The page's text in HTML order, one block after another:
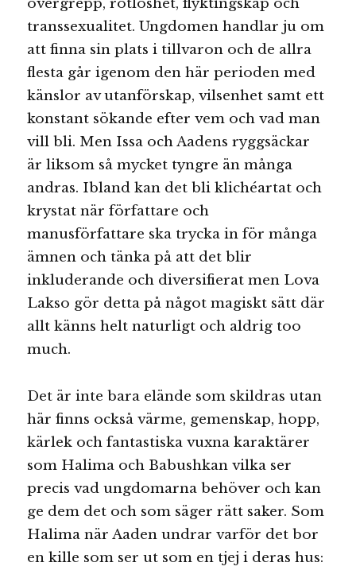
övergrepp, rotlöshet, flyktingskap och
transsexualitet. Ungdomen handlar ju om
att finna sin plats i tillvaron och de allra
flesta går igenom den här perioden med
känslor av utanförskap, vilsenhet samt ett
konstant sökande efter vem och vad man
vill bli. Men Issa och Aadens ryggsäckar
är liksom så mycket tyngre än många
andras. Ibland kan det bli klichéartat och
krystat när författare och
manusförfattare ska trycka in för många
ämnen och tänka på att det blir
inkluderande och diversifierat men Lova
Lakso gör detta på något magiskt sätt där
allt känns helt naturligt och aldrig too
much.
Det är inte bara elände som skildras utan
här finns också värme, gemenskap, hopp,
kärlek och fantastiska vuxna karaktärer
som Halima och Babushkan vilka ser
precis vad ungdomarna behöver och kan
ge dem det och som säger rätt saker. Som
Halima när Aaden undrar varför det bor
en kille som ser ut som en tjej i deras hus: